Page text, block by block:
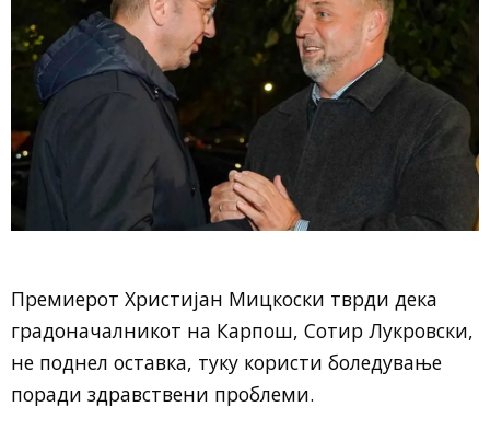
Премиерот Христијан Мицкоски тврди дека
градоначалникот на Карпош, Сотир Лукровски,
не поднел оставка, туку користи боледување
поради здравствени проблеми.